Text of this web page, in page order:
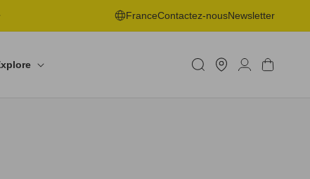
LIVRAISON OFFERTE EN POINT DE RETRAIT DÈS 50€ -
RETOURS SOUS 30J
FranceContactez-nousNewsletter
un
shop
ConnexionPanier